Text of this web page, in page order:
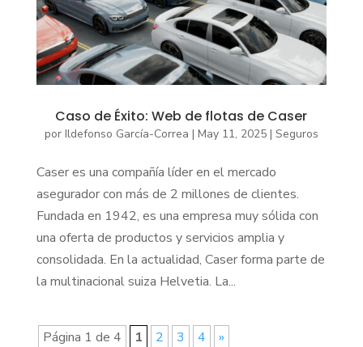
Caso de Éxito: Web de flotas de Caser
por Ildefonso García-Correa | May 11, 2025| Seguros
Caser es una compañía líder en el mercado
asegurador con más de 2 millones de clientes.
Fundada en 1942, es una empresa muy sólida con
una oferta de productos y servicios amplia y
consolidada. En la actualidad, Caser forma parte de
la multinacional suiza Helvetia. La...
Página 1 de 4 1 2 3 4 »